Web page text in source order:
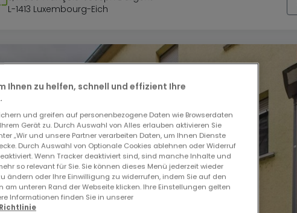
L-1413 Luxembourg-Eich
Ihnen zu helfen, schnell und effizient Ihre
und greifen auf personenbezogene Daten wie Browserdaten
Gerät zu. Durch Auswahl von Alles erlauben aktivieren Sie
„Wir und unsere Partner verarbeiten Daten, um Ihnen Dienste
Durch Auswahl von Optionale Cookies ablehnen oder Widerruf
Wenn Tracker deaktiviert sind, sind manche Inhalte und
so relevant für Sie. Sie können dieses Menü jederzeit wieder
ändern oder Ihre Einwilligung zu widerrufen, indem Sie auf den
am unteren Rand der Webseite klicken. Ihre Einstellungen gelten
Informationen finden Sie in unserer